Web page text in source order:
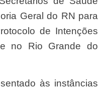
Geral do RN para
de Intenções
no Rio Grande do